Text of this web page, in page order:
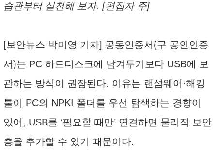
습관부터 실천해 보자. [편집자 주]
[보안뉴스 박미영 기자] 공동인증서(구 공인인증
서)는 PC 하드디스크에 남겨두기보다 USB에 보
관하는 방식이 권장된다. 이유는 랜섬웨어·해킹
툴이 PC의 NPKI 폴더를 우선 탐색하는 경향이
있어, USB를 ‘필요할 때만’ 연결하면 물리적 보안
층을 추가할 수 있기 때문이다.